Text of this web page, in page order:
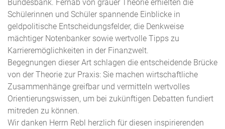
Bundesbank. Fernab von grauer Theorie erhielten die
Schülerinnen und Schüler spannende Einblicke in
geldpolitische Entscheidungsfelder, die Denkweise
mächtiger Notenbanker sowie wertvolle Tipps zu
Karrieremöglichkeiten in der Finanzwelt.
Begegnungen dieser Art schlagen die entscheidende Brücke
von der Theorie zur Praxis: Sie machen wirtschaftliche
Zusammenhänge greifbar und vermitteln wertvolles
Orientierungswissen, um bei zukünftigen Debatten fundiert
mitreden zu können.
Wir danken Herrn Rebl herzlich für diesen inspirierenden